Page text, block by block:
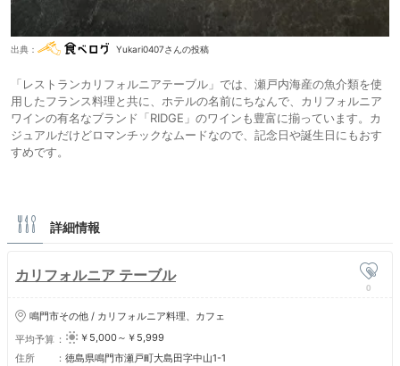
出典： Yukari0407さんの投稿
「レストランカリフォルニアテーブル」では、瀬戸内海産の魚介類を使
用したフランス料理と共に、ホテルの名前にちなんで、カリフォルニア
ワインの有名なブランド「RIDGE」のワインも豊富に揃っています。カ
ジュアルだけどロマンチックなムードなので、記念日や誕生日にもおす
すめです。
詳細情報
カリフォルニア テーブル
0
鳴門市その他 / カリフォルニア料理、カフェ
平均予算
￥5,000～￥5,999
住所
徳島県鳴門市瀬戸町大島田字中山1-1